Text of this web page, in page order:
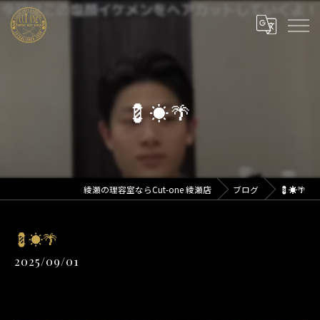
💈☀️🌴
綾瀬の理容室ならCut-one 綾瀬店 ブログ 💈☀️🌴
💈☀️🌴
2025/09/01